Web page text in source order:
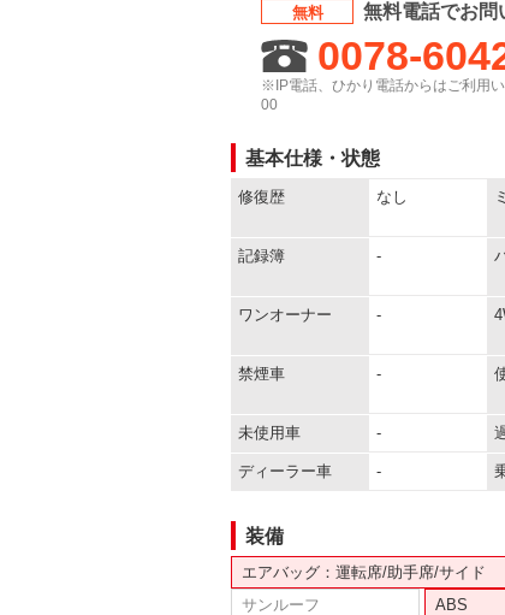
無料 無料電話でお問
0078-
※IP電話、ひかり電話からはご利用
00
基本仕様・状態
修復歴 なし
記録簿 -
ワンオーナー -
禁煙車 -
未使用車 -
ディーラー車 -
装備
エアバッグ：運転席/助手席/サイド
サンルーフ
ABS